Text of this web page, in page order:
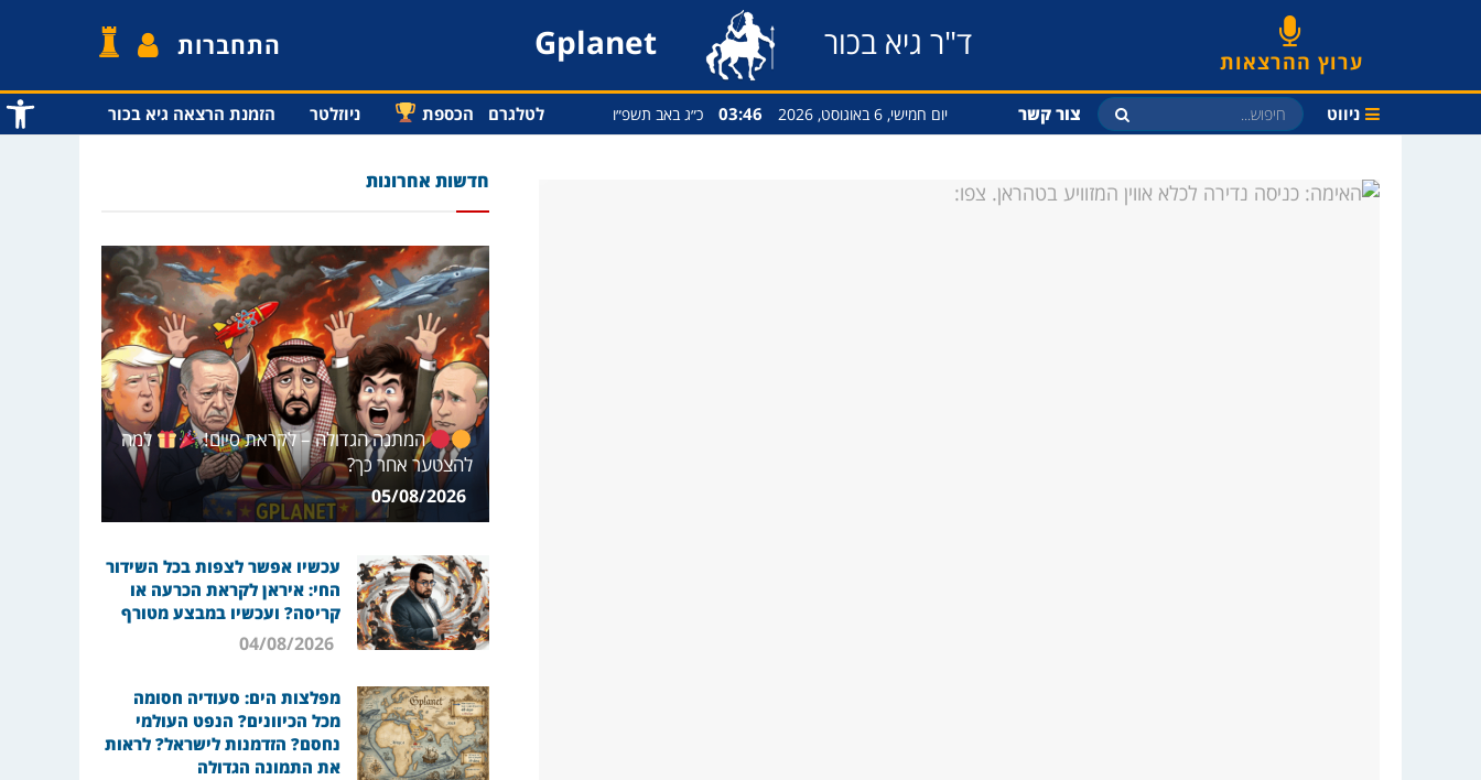
פתח
ערוץ ההרצאות ד"ר גיא בכור Gplanet התחברות
ניווט צור קשר יום חמישי, 6 באוגוסט, 2026 03:46 כ״ג באב תשפ״ו לטלגרם הכספת ניוזלטר הזמנת הרצאה גיא בכור
חדשות אחרונות
המתנה הגדולה – לקראת סיום!
למה
להצטער אחר כך?
05/08/2026
עכשיו אפשר לצפות בכל השידור
החי: איראן לקראת הכרעה או
קריסה? ועכשיו במבצע מטורף
04/08/2026
מפלצות הים: סעודיה חסומה
מכל הכיוונים? הנפט העולמי
נחסם? הזדמנות לישראל? לראות
את התמונה הגדולה